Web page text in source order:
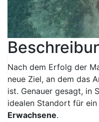
Nach dem Erfolg der
neue Ziel, an dem das
ist. Genauer gesagt, in
idealen Standort für ein
Erwachsene.